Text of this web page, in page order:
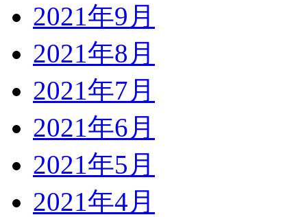
2021年9月
2021年8月
2021年7月
2021年6月
2021年5月
2021年4月